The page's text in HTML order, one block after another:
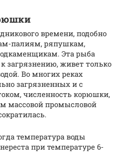
времени, подобно
палиям, ряпушкам,
Эта рыба
загрязнению, живет только
Во многих реках
загрязненных и с
численность корюшки,
массовой промысловой
температура воды
при температуре 6-